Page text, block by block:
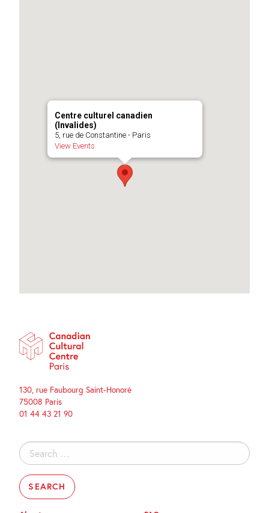
Centre culturel canadien
(Invalides)
5, rue de Constantine - Paris
View Events
130, rue Faubourg Saint-Honoré
75008 Paris
01 44 43 21 90
Search
for: